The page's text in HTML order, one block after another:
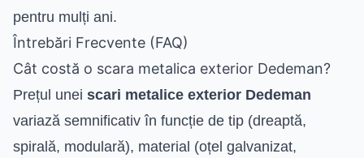
pentru mulți ani.
Întrebări Frecvente (FAQ)
Cât costă o scara metalica exterior Dedeman?
Prețul unei scari metalice exterior Dedeman
variază semnificativ în funcție de tip (dreaptă,
spirală, modulară), material (oțel galvanizat,